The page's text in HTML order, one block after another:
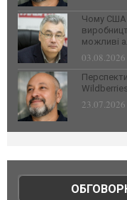
Чому США
можливі
Wildberries